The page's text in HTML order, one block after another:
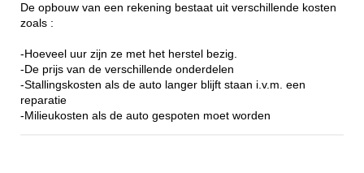
De opbouw van een rekening bestaat uit verschillende kosten
zoals :
-Hoeveel uur zijn ze met het herstel bezig.
-De prijs van de verschillende onderdelen
-Stallingskosten als de auto langer blijft staan i.v.m. een
reparatie
-Milieukosten als de auto gespoten moet worden